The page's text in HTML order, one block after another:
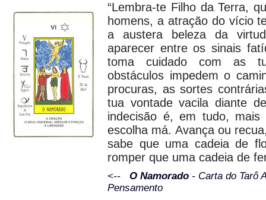
“Lembra-te Filho da Terra,
homens, a atração do vício
a austera beleza da
aparecer entre os sinais
toma cuidado com as
obstáculos impedem o
procuras, as sortes
tua vontade vacila diante
indecisão é, em tudo,
escolha má. Avança ou
sabe que uma cadeia de
romper que uma cadeia de
<-- O Namorado - Carta do Tarô
Pensamento